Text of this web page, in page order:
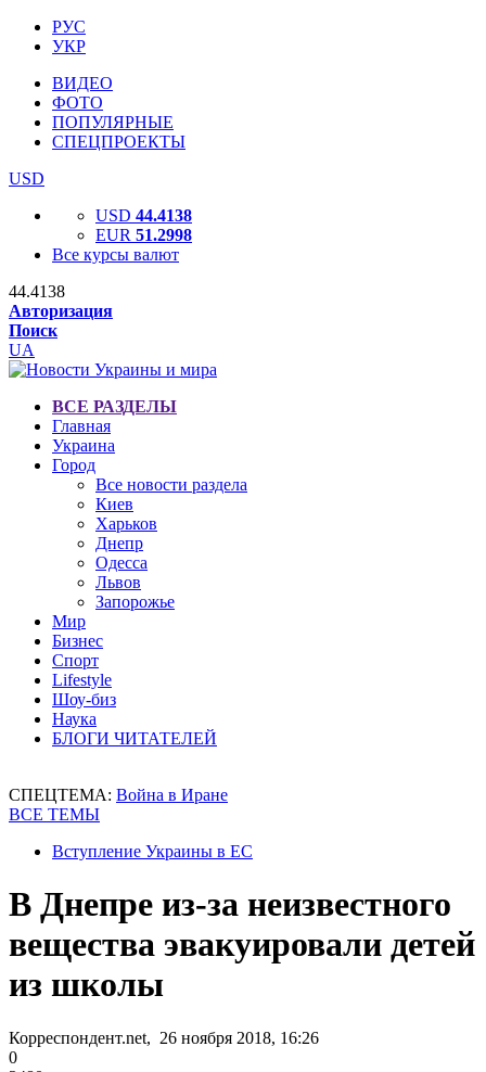
РУС
УКР
ВИДЕО
ФОТО
ПОПУЛЯРНЫЕ
СПЕЦПРОЕКТЫ
USD
USD 44.4138
EUR 51.2998
Все курсы валют
44.4138
Авторизация
Поиск
UA
ВСЕ РАЗДЕЛЫ
Главная
Украина
Город
Все новости раздела
Киев
Харьков
Днепр
Одесса
Львов
Запорожье
Мир
Бизнес
Спорт
Lifestyle
Шоу-биз
Наука
БЛОГИ ЧИТАТЕЛЕЙ
СПЕЦТЕМА: Война в Иране
ВСЕ ТЕМЫ
Вступление Украины в ЕС
В Днепре из-за неизвестного
вещества эвакуировали детей
из школы
Корреспондент.net, 26 ноября 2018, 16:26
0